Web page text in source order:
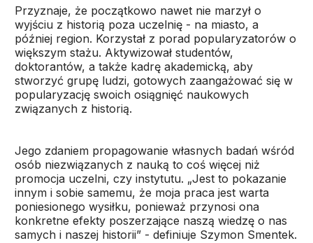
Przyznaje, że początkowo nawet nie marzył o
wyjściu z historią poza uczelnię - na miasto, a
później region. Korzystał z porad popularyzatorów o
większym stażu. Aktywizował studentów,
doktorantów, a także kadrę akademicką, aby
stworzyć grupę ludzi, gotowych zaangażować się w
popularyzację swoich osiągnięć naukowych
związanych z historią.
Jego zdaniem propagowanie własnych badań wśród
osób niezwiązanych z nauką to coś więcej niż
promocja uczelni, czy instytutu. „Jest to pokazanie
innym i sobie samemu, że moja praca jest warta
poniesionego wysiłku, ponieważ przynosi ona
konkretne efekty poszerzające naszą wiedzę o nas
samych i naszej historii” - definiuje Szymon Smentek.